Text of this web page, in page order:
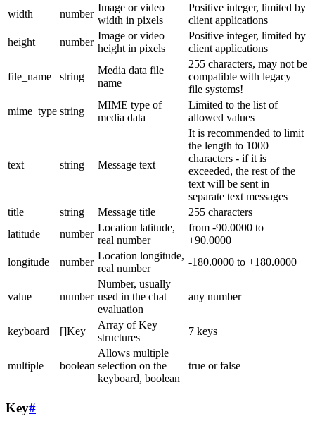
width
number
Image or video
width in pixels
Positive integer, limited by
client applications
height
number
Image or video
height in pixels
Positive integer, limited by
client applications
file_name string
Media data file
name
255 characters, may not be
compatible with legacy
file systems!
mime_type string
MIME type of
media data
Limited to the list of
allowed values
text string Message text
It is recommended to limit
the length to 1000
characters - if it is
exceeded, the rest of the
text will be sent in
separate text messages
title
string Message title
255 characters
latitude
number
Location latitude,
real number
from -90.0000 to
+90.0000
longitude
number
Location longitude,
real number
-180.0000 to +180.0000
value number
Number, usually
used in the chat
evaluation
any number
keyboard []Key
Array of Key
structures
7 keys
multiple boolean
Allows multiple
selection on the
keyboard, boolean
true or false
Key#